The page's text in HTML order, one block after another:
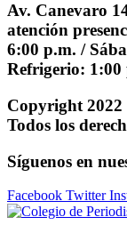
Av. Canevaro
atención
6:00 p.m. /
Refrigerio: 1:00
Copyright 2022
Todos los
Síguenos en
Facebook Twitter